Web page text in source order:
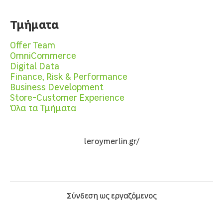
Τμήματα
Offer Team
OmniCommerce
Digital Data
Finance, Risk & Performance
Business Development
Store-Customer Experience
Όλα τα Τμήματα
leroymerlin.gr/
Σύνδεση ως εργαζόμενος